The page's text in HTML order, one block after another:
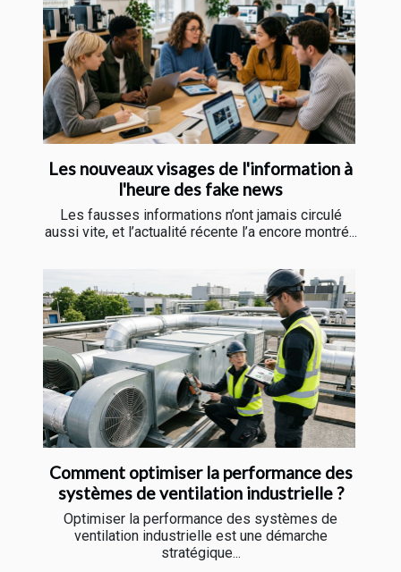
Les nouveaux visages de l'information à
l'heure des fake news
Les fausses informations n’ont jamais circulé
aussi vite, et l’actualité récente l’a encore montré...
Comment optimiser la performance des
systèmes de ventilation industrielle ?
Optimiser la performance des systèmes de
ventilation industrielle est une démarche
stratégique...